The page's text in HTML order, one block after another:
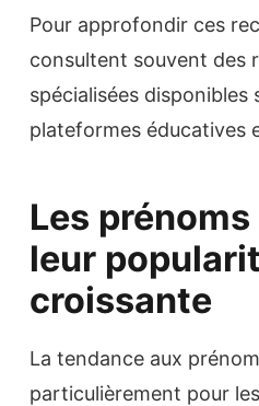
Pour approfondir ces
consultent souvent des
spécialisées disponibles
plateformes éducatives
Les
leur
croissante
La tendance aux
particulièrement pour